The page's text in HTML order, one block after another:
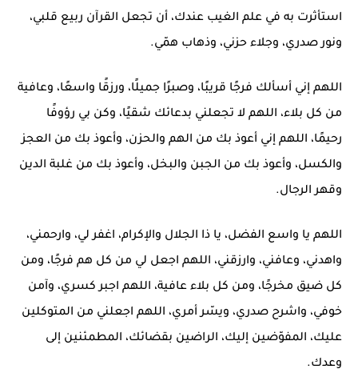
استأثرت به في علم الغيب عندك، أن تجعل القرآن ربيع قلبي،
ونور صدري، وجلاء حزني، وذهاب همّي.
اللهم إني أسألك فرجًا قريبًا، وصبرًا جميلًا، ورزقًا واسعًا، وعافية
من كل بلاء، اللهم لا تجعلني بدعائك شقيًا، وكن بي رؤوفًا
رحيمًا، اللهم إني أعوذ بك من الهم والحزن، وأعوذ بك من العجز
والكسل، وأعوذ بك من الجبن والبخل، وأعوذ بك من غلبة الدين
وقهر الرجال.
اللهم يا واسع الفضل، يا ذا الجلال والإكرام، اغفر لي، وارحمني،
واهدني، وعافني، وارزقني، اللهم اجعل لي من كل هم فرجًا، ومن
كل ضيق مخرجًا، ومن كل بلاء عافية، اللهم اجبر كسري، وآمن
خوفي، واشرح صدري، ويسّر أمري، اللهم اجعلني من المتوكلين
عليك، المفوّضين إليك، الراضين بقضائك، المطمئنين إلى
وعدك.